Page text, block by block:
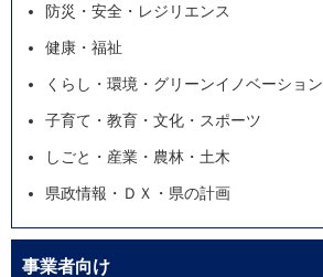
防災・安全・レジリエンス
健康・福祉
くらし・環境・グリーンイノベーション
子育て・教育・文化・スポーツ
しごと・産業・農林・土木
県政情報・ＤＸ・県の計画
事業者向け